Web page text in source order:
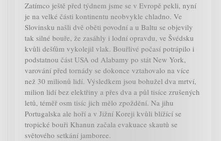
Zatímco ještě před týdnem jsme se v Evropě pekli, nyní
je na velké části kontinentu neobvykle chladno. Ve
Slovinsku našli dvě oběti povodní a u Baltu se objevily
tak silné bouře, že zasáhly i lodní opravdu, ve Švédsku
kvůli dešťům vykolejil vlak. Bouřlivé počasí potrápilo i
podstatnou část USA od Alabamy po stát New York,
varování před tornády se dokonce vztahovalo na více
než 30 milionů lidí. Výsledkem jsou bohužel dva mrtví,
milion lidí bez elektřiny a přes dva a půl tisíce zrušených
letů, téměř osm tisíc jich mělo zpoždění. Na jihu
Portugalska ale hoří a v Jižní Koreji kvůli blížící se
tropické bouři Khanun začala evakuace skautů se
světového setkání jamboree.